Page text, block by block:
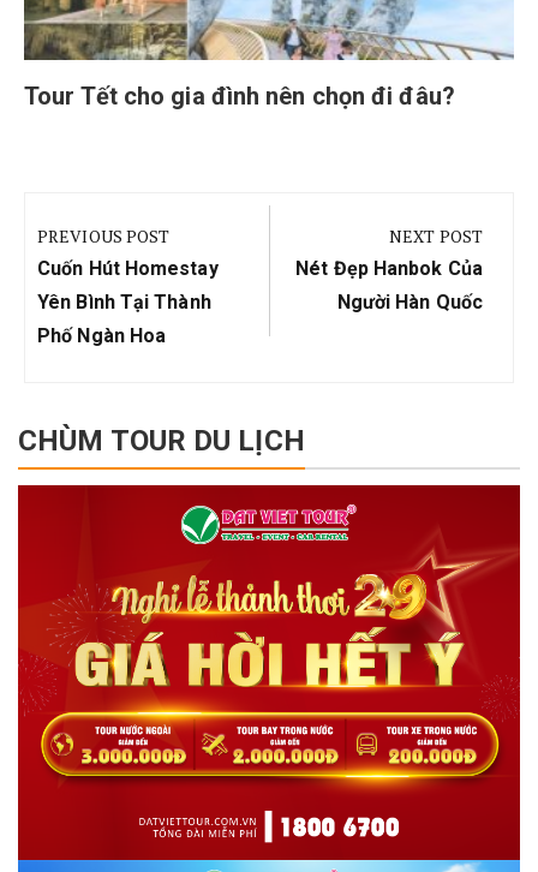
Tour Tết cho gia đình nên chọn đi đâu?
hướng
bài
viết
PREVIOUS POST
Previous
Post:
Cuốn Hút Homestay
Yên Bình Tại Thành
Phố Ngàn Hoa
NEXT POST
Next
Post:
Nét Đẹp Hanbok Của
Người Hàn Quốc
CHÙM TOUR DU LỊCH